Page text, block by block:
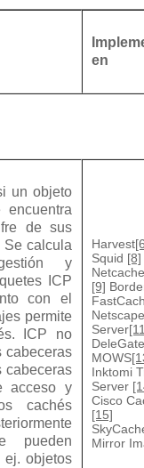
en
un objeto
de sus
Se calcula
y
ICP
con el
permite
ICP no
cabeceras
cabeceras
acceso y
cachés
pueden
ej. objetos
Harvest
Squid [8]
[9]
Server
MOWS
Inktomi
Server
Cisco
[15]
Mirror